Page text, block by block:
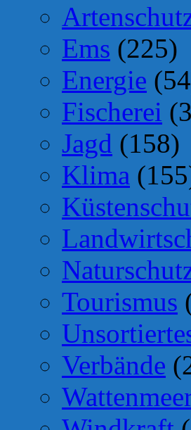
Ems (225)
Energie
Fischerei
Jagd (158)
Klima
Tourismus
Verbände